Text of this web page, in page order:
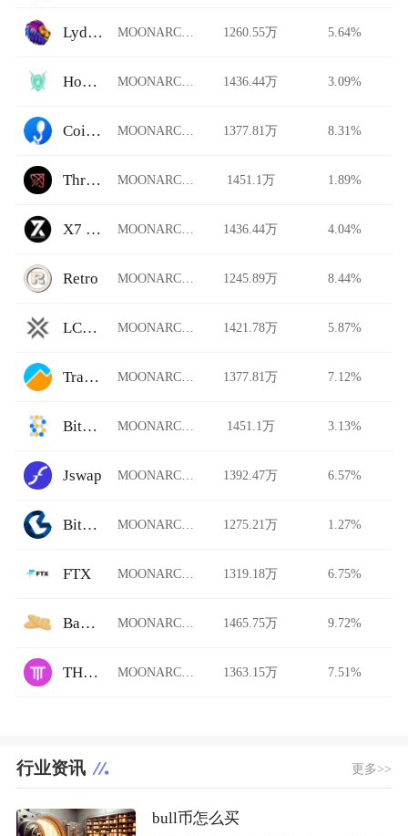
Lydia Finance MOONARCH/USDT 1260.55万 5.64%
HonorSwap MOONARCH/USDT 1436.44万 3.09%
CoinHe MOONARCH/USDT 1377.81万 8.31%
Thruster MOONARCH/USDT 1451.1万 1.89%
X7 Finance MOONARCH/USDT 1436.44万 4.04%
Retro MOONARCH/USDT 1245.89万 8.44%
LCX Exchange MOONARCH/USDT 1421.78万 5.87%
TradeSatoshi MOONARCH/USDT 1377.81万 7.12%
Bitdrome Finance MOONARCH/USDT 1451.1万 3.13%
Jswap MOONARCH/USDT 1392.47万 6.57%
Bits Blockchain MOONARCH/USDT 1275.21万 1.27%
FTX MOONARCH/USDT 1319.18万 6.75%
Baguette MOONARCH/USDT 1465.75万 9.72%
THENA FUSION MOONARCH/USDT 1363.15万 7.51%
行业资讯 更多>>
bull币怎么买